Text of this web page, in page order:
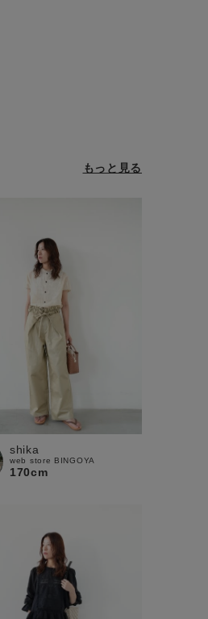
shika
web store BINGOYA
170cm
もっと見る